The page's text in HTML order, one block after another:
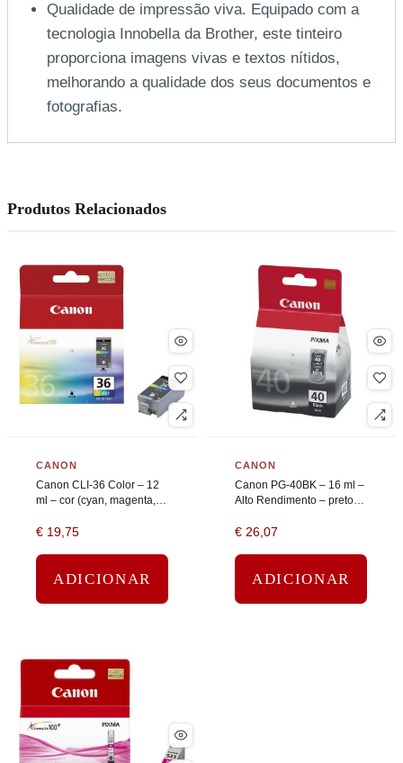
Qualidade de impressão viva. Equipado com a
tecnologia Innobella da Brother, este tinteiro
proporciona imagens vivas e textos nítidos,
melhorando a qualidade dos seus documentos e
fotografias.
Produtos Relacionados
CANON
Canon CLI-36 Color – 12
ml – cor (cyan, magenta,
tinteiro
€ 19,75
ADICIONAR
CANON
Canon PG-40BK – 16 ml –
Alto Rendimento – preto
tinteiro
€ 26,07
ADICIONAR